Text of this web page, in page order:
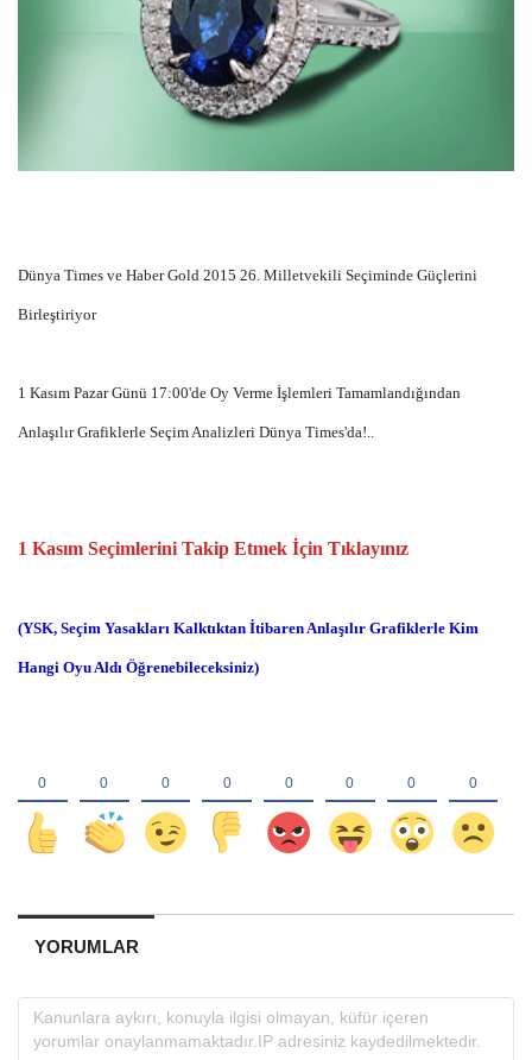
Dünya Times ve Haber Gold 2015 26. Milletvekili Seçiminde Güçlerini
Birleştiriyor
1 Kasım Pazar Günü 17:00'de Oy Verme İşlemleri Tamamlandığından
Anlaşılır Grafiklerle Seçim Analizleri Dünya Times'da!..
1 Kasım Seçimlerini Takip Etmek İçin Tıklayınız
(YSK, Seçim Yasakları Kalktıktan İtibaren Anlaşılır Grafiklerle Kim
Hangi Oyu Aldı Öğrenebileceksiniz)
YORUMLAR